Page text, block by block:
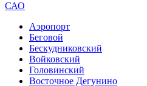
САО
Аэропорт
Беговой
Бескудниковский
Войковский
Головинский
Восточное Дегунино